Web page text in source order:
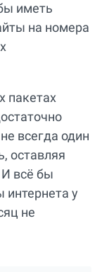
иметь
на номера
пакетах
всегда один
оставляя
И всё бы
у
не